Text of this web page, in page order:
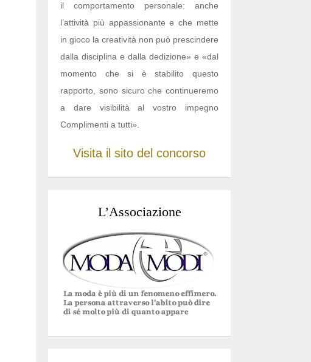
il comportamento personale: anche
l’attività più appassionante e che mette
in gioco la creatività non può prescindere
dalla disciplina e dalla dedizione» e «dal
momento che si è stabilito questo
rapporto, sono sicuro che continueremo
a dare visibilità al vostro impegno
Complimenti a tutti».
Visita il sito del concorso
L’Associazione